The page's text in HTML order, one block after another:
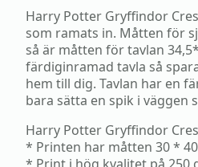
Tavla
30*40cm
mängd
Harry Potter Gryffindor
som ramats in. Måtten för
så är måtten för tavlan
färdiginramad tavla så
hem till dig. Tavlan har en
bara sätta en spik i väggen
Harry Potter Gryffindor
* Printen har måtten 30 *